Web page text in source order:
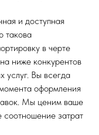
и доступная
такова
в черте
ниже конкурентов
услуг. Вы всегда
оформления
Мы ценим ваше
соотношение затрат